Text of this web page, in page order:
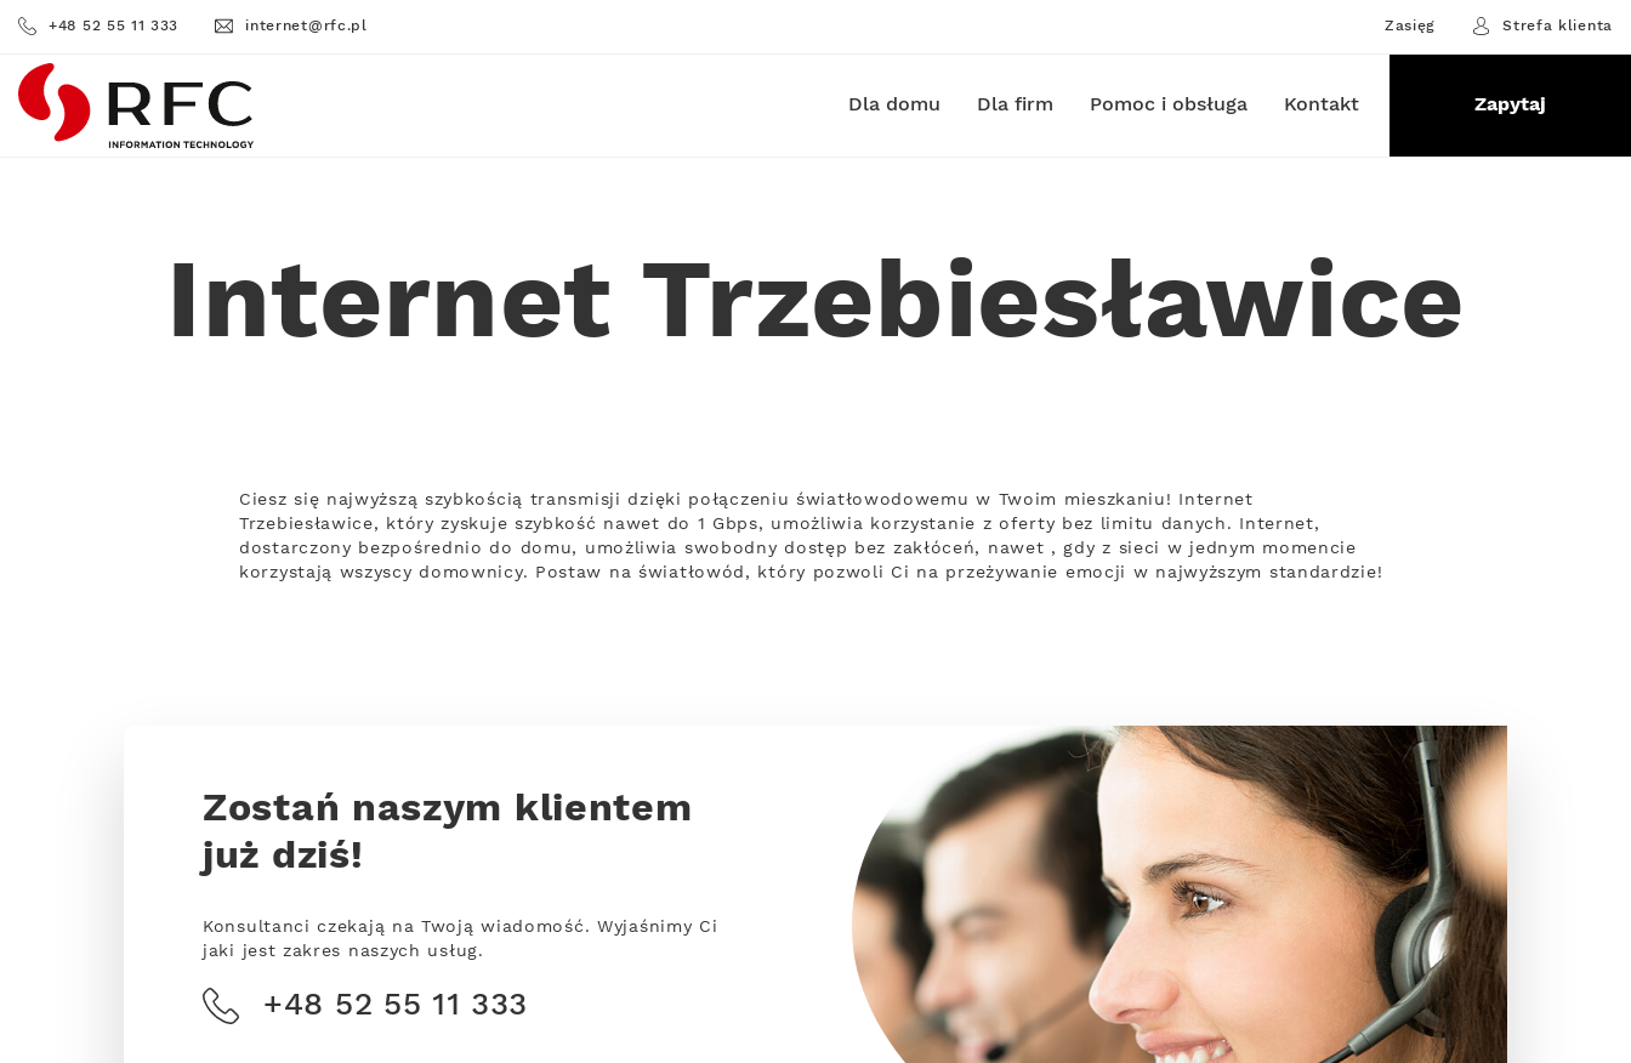
+48 52 55 11 333 internet@rfc.pl Zasięg Strefa klienta
RFC Dla domu Dla firm Pomoc i obsługa Kontakt Zapytaj
Internet Trzebiesławice
Ciesz się najwyższą szybkością transmisji dzięki połączeniu światłowodowemu w Twoim mieszkaniu! Internet
Trzebiesławice, który zyskuje szybkość nawet do 1 Gbps, umożliwia korzystanie z oferty bez limitu danych. Internet,
dostarczony bezpośrednio do domu, umożliwia swobodny dostęp bez zakłóceń, nawet , gdy z sieci w jednym momencie
korzystają wszyscy domownicy. Postaw na światłowód, który pozwoli Ci na przeżywanie emocji w najwyższym standardzie!
Zostań naszym klientem
już dziś!
Konsultanci czekają na Twoją wiadomość. Wyjaśnimy Ci
jaki jest zakres naszych usług.
+48 52 55 11 333